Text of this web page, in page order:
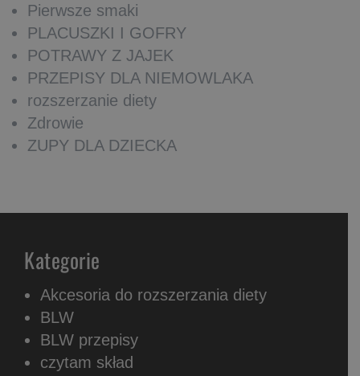
Pierwsze smaki
PLACUSZKI I GOFRY
POTRAWY Z JAJEK
PRZEPISY DLA NIEMOWLAKA
rozszerzanie diety
Zdrowie
ZUPY DLA DZIECKA
Kategorie
Akcesoria do rozszerzania diety
BLW
BLW przepisy
czytam skład